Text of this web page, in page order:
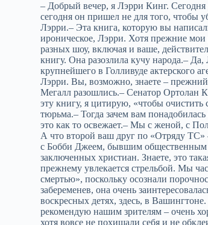
– Добрый вечер, я Лэрри Кинг. Сегодня
сегодня он пришел не для того, чтобы
Лэрри.– Эта книга, которую вы
ироническое, Лэрри. Хотя прежние мои
разных шоу, включая и ваше,
книгу. Она разозлила кучу народа.–
крупнейшего в Голливуде актерского
Лэрри. Вы, возможно, знаете –
Мегалл разошлись.– Сенатор Ортолан
эту книгу, я цитирую, «чтобы
тюрьма.– Тогда зачем вам
это как то освежает.– Мы с женой, с
А что второй ваш друг по «Отряду ТС»
с Бобби Джеем, бывшим общественным
заключенных христиан. Знаете, это
прежнему увлекается стрельбой. Мы
смертью», поскольку осознали
забеременев, она очень
воскресных детях, здесь, в
рекомендую нашим зрителям – очень
хотя вовсе не похищали себя и не